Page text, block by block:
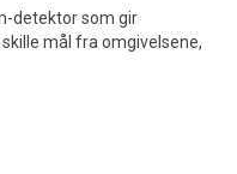
detektor som gir
mål fra omgivelsene,